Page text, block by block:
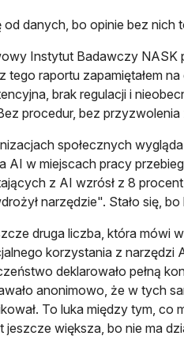
od danych, bo opinie bez nich
Instytut Badawczy NASK
tego raportu zapamiętałem
brak regulacji i
procedur, bez
społecznych
AI w miejscach pracy
z AI wzrósł z 8
narzędzie". Stało się,
druga liczba, która mówi
korzystania z
deklarowało pełną
anonimowo, że w tych
To luka między tym, co
jeszcze większa, bo nie ma